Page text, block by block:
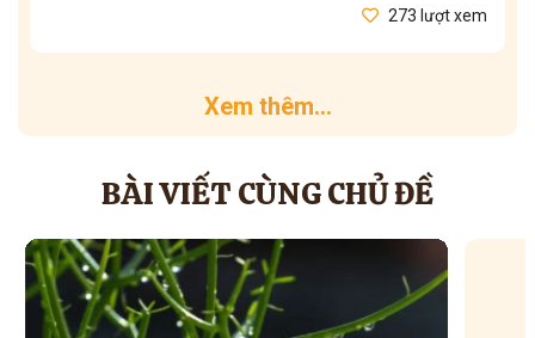
273 lượt xem
Xem thêm...
BÀI VIẾT CÙNG CHỦ ĐỀ